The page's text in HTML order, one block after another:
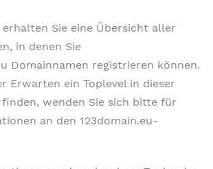
erhalten Sie eine Übersicht aller
in denen Sie
Domainnamen registrieren können.
Erwarten ein Toplevel in dieser
wenden Sie sich bitte für
an den 123domain.eu-